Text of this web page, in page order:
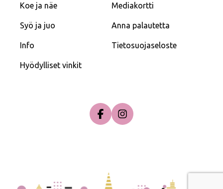
Koe ja näe
Syö ja juo
Info
Hyödylliset vinkit
Mediakortti
Anna palautetta
Tietosuojaseloste